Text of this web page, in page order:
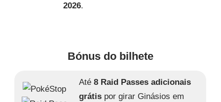
2026.
Bónus do bilhete
Até8 Raid Passes adicionais
grátis por girar Ginásios em